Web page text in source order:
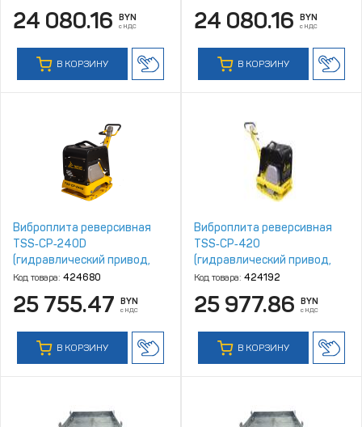
24 080.16 BYN
с НДС
В КОРЗИНУ
24 080.16 BYN
с НДС
В КОРЗИНУ
Виброплита реверсивная
TSS‑CP‑240D
(гидравлический привод,
электростарт, АКБ)
Код товара: 424680
25 755.47 BYN
с НДС
В КОРЗИНУ
Виброплита реверсивная
TSS‑CP‑420
(гидравлический привод,
электростарт, АКБ)
Код товара: 424192
25 977.86 BYN
с НДС
В КОРЗИНУ